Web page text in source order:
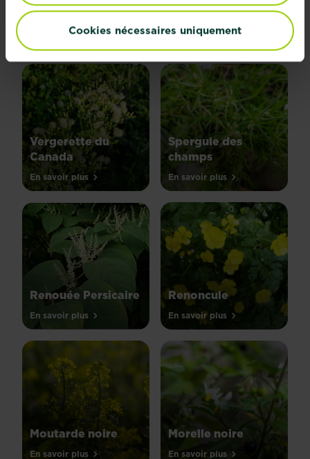
Cookies nécessaires uniquement
Vergerette du
Canada
En savoir plus
Spergule des
champs
En savoir plus
Renouée Persicaire
En savoir plus
Renoncule
En savoir plus
Moutarde noire
En savoir plus
Morelle noire
En savoir plus